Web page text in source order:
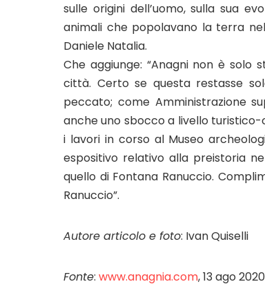
sulle origini dell’uomo, sulla sua
animali che popolavano la terra
Daniele Natalia.
Che aggiunge: “Anagni non è
città. Certo se questa restasse
peccato; come Amministrazione
anche uno sbocco a livello
i lavori in corso al Museo
espositivo relativo alla preistoria
quello di Fontana Ranuccio.
Ranuccio”.
Autore articolo e foto: Ivan Quiselli
Fonte: www.anagnia.com, 13 ago 2020